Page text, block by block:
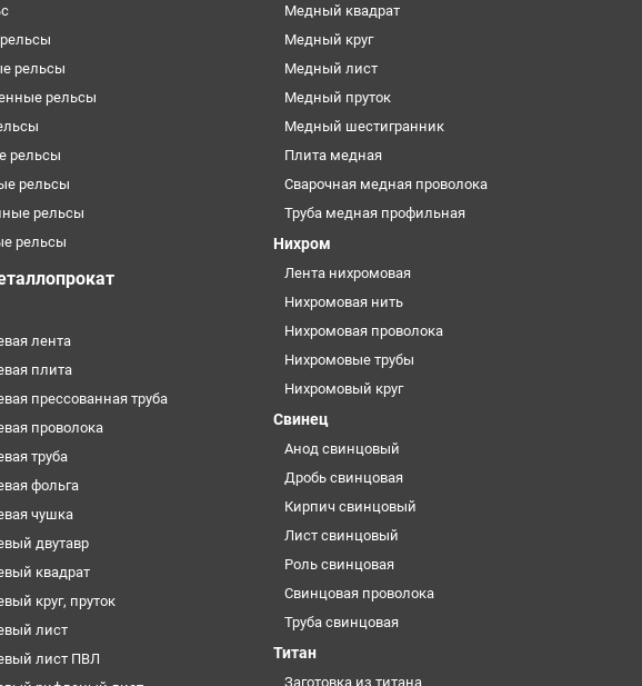
рельсы
рельсы
рельсы
рельсы
рельсы
рельсы
лента
плита
прессованная труба
проволока
труба
фольга
чушка
двутавр
квадрат
круг, пруток
лист
лист ПВЛ
Медный квадрат
Медный круг
Медный лист
Медный пруток
Медный шестигранник
Плита медная
Сварочная медная проволока
Труба медная профильная
Нихром
Лента нихромовая
Нихромовая нить
Нихромовая проволока
Нихромовые трубы
Нихромовый круг
Свинец
Анод свинцовый
Дробь свинцовая
Кирпич свинцовый
Лист свинцовый
Роль свинцовая
Свинцовая проволока
Труба свинцовая
Титан
Заготовка из титана